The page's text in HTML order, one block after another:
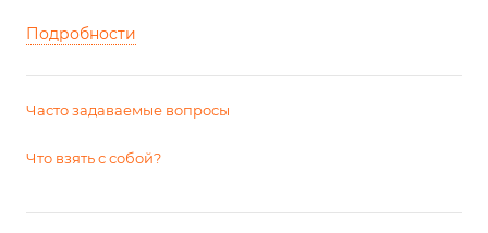
Подробности
Часто задаваемые вопросы
Что взять с собой?